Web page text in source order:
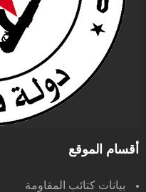
أقسام الموقع
بيانات كتائب المقاومة